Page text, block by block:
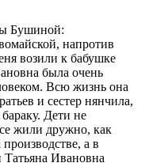
Бушиной:
напротив
возили к бабушке
была очень
Всю жизнь она
и сестер нянчила,
Дети не
жили дружно, как
а в
Татьяна Ивановна